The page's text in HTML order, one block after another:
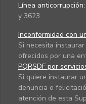
Línea anticorrupción:
y 3623
Inconformidad con
Si necesita
ofrecidos por una
PQRSDF por
Si quiere instaurar
denuncia o
atención de esta